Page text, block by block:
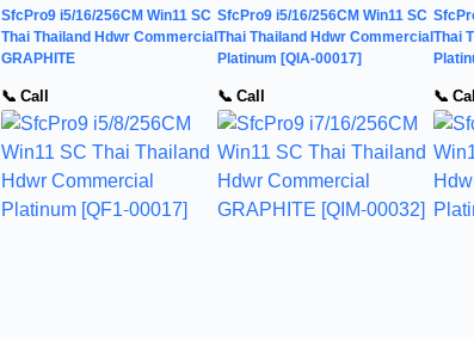
SfcPro9 i5/16/256CM Win11 SC
Thai Thailand Hdwr Commercial
GRAPHITE
📞 Call
SfcPro9 i5/16/256CM Win11 SC
Thai Thailand Hdwr Commercial
Platinum [QIA-00017]
📞 Call
Thai
📞